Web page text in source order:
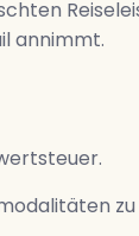
annimmt.
zu